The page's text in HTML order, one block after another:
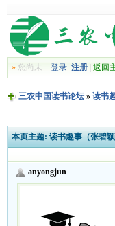
»您尚未 登录 注册| 返回
三农中国读书论坛» 读书
本页主题: 读书趣事（张碧颖
anyongjun